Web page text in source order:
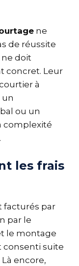
ne
de réussite
doit
concret. Leur
à
un
ou un
complexité
.
les frais
facturés par
par le
le montage
consenti suite
Là encore,